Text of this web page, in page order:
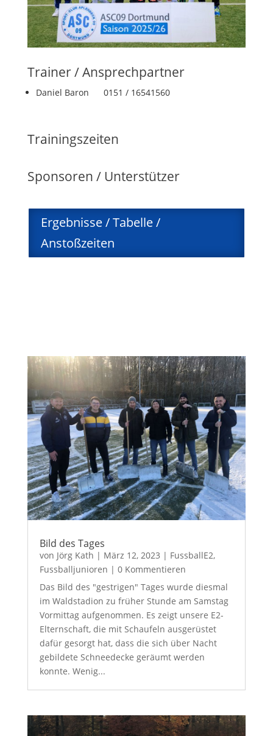
Trainer / Ansprechpartner
Daniel Baron 0151 / 16541560
Trainingszeiten
Sponsoren / Unterstützer
Ergebnisse / Tabelle /
Anstoßzeiten
Bild des Tages
von Jörg Kath | März 12, 2023 | FussballE2,
Fussballjunioren | 0 Kommentieren
Das Bild des "gestrigen" Tages wurde diesmal
im Waldstadion zu früher Stunde am Samstag
Vormittag aufgenommen. Es zeigt unsere E2-
Elternschaft, die mit Schaufeln ausgerüstet
dafür gesorgt hat, dass die sich über Nacht
gebildete Schneedecke geräumt werden
konnte. Wenig...